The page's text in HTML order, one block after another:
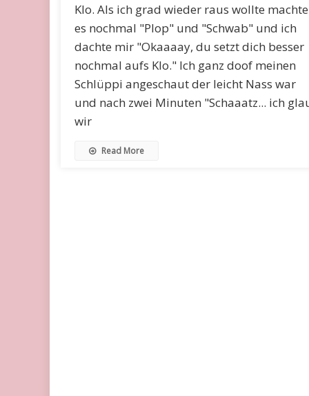
Klo. Als ich grad wieder raus wollte machte
es nochmal "Plop" und "Schwab" und ich
dachte mir "Okaaaay, du setzt dich besser
nochmal aufs Klo." Ich ganz doof meinen
Schlüppi angeschaut der leicht Nass war
und nach zwei Minuten "Schaaatz... ich
wir
Read More